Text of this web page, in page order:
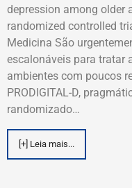
depression among older
randomized controlled
Medicina São
escalonáveis para tratar
ambientes com poucos
PRODIGITAL-D,
randomizado…
[+] Leia mais...